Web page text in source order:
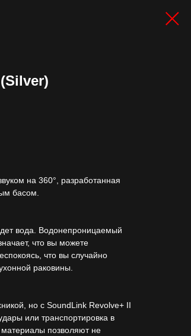
на 360°, разработанная
басом.
вода. Водонепроницаемый
что вы можете
что вы случайно
раковины.
но с SoundLink Revolve+ II
или транспортировка в
позволяют не